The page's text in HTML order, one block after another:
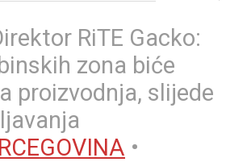
RiTE Gacko:
zona biće
proizvodnja, slijede
•